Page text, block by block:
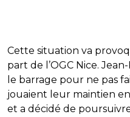
Cette situation va
part de l’OGC Nice.
le barrage pour ne pas
jouaient leur maintien en
et a décidé de